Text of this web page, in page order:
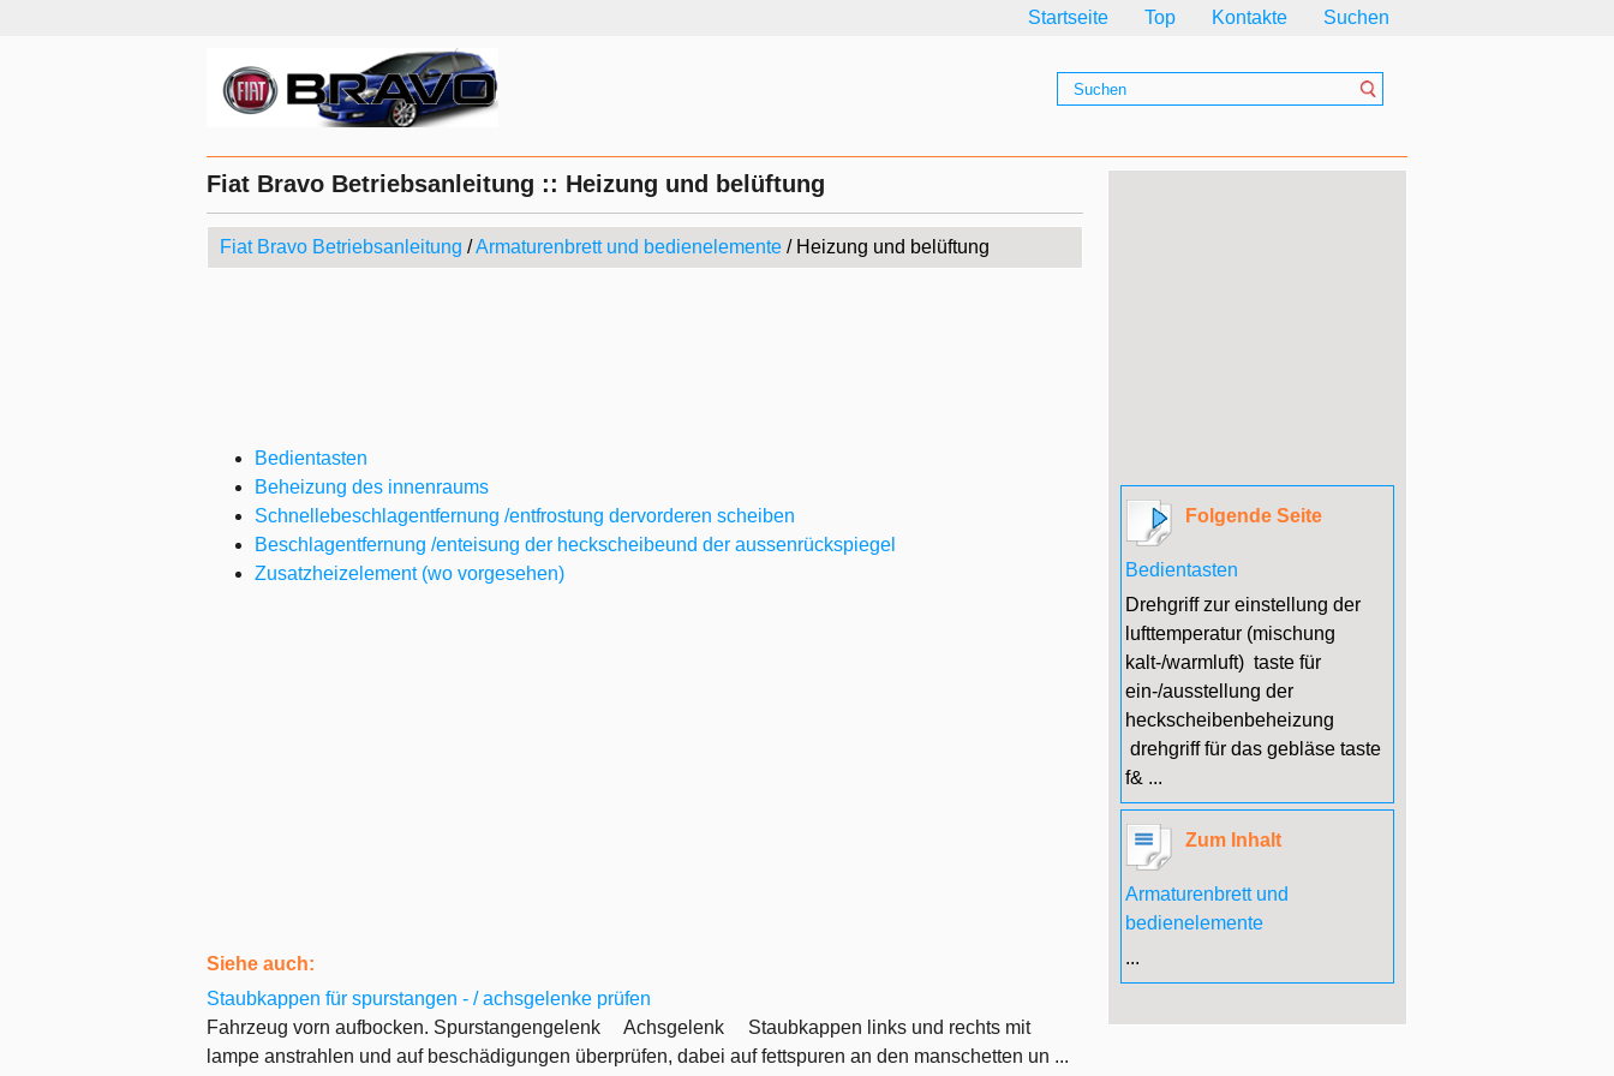
Startseite Top Kontakte Suchen
Fiat Bravo Betriebsanleitung :: Heizung und belüftung
Fiat Bravo Betriebsanleitung /Armaturenbrett und bedienelemente / Heizung und belüftung
Bedientasten
Beheizung des innenraums
Schnellebeschlagentfernung /entfrostung dervorderen scheiben
Beschlagentfernung /enteisung der heckscheibeund der aussenrückspiegel
Zusatzheizelement (wo vorgesehen)
Siehe auch:
Staubkappen für spurstangen - / achsgelenke prüfen
Fahrzeug vorn aufbocken. Spurstangengelenk Achsgelenk Staubkappen links und rechts mit
lampe anstrahlen und auf beschädigungen überprüfen, dabei auf fettspuren an den manschetten un ...
Folgende Seite
Bedientasten
Drehgriff zur einstellung der
lufttemperatur (mischung
kalt-/warmluft) taste für
ein-/ausstellung der
heckscheibenbeheizung
drehgriff für das gebläse taste
f& ...
Zum Inhalt
Armaturenbrett und
bedienelemente
...